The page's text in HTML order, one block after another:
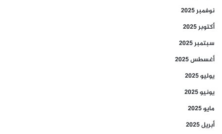
نوفمبر 2025
أكتوبر 2025
سبتمبر 2025
أغسطس 2025
يوليو 2025
يونيو 2025
مايو 2025
أبريل 2025